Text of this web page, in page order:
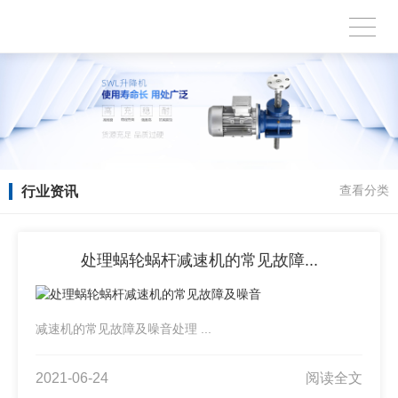
行业资讯 查看分类
处理蜗轮蜗杆减速机的常见故障...
减速机的常见故障及噪音处理 ...
2021-06-24 阅读全文